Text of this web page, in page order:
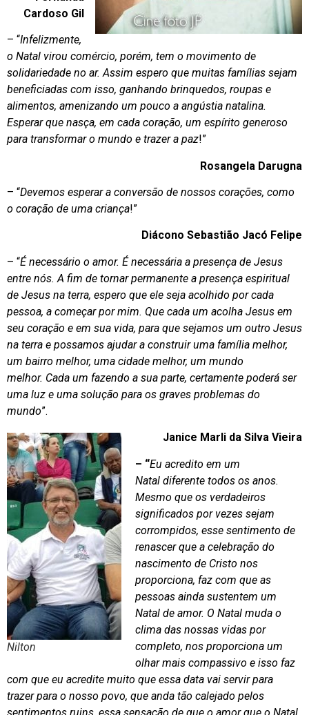
Cardoso Gil
– “Infelizmente,
o Natal virou comércio, porém, tem o movimento de
solidariedade no ar. Assim espero que muitas famílias sejam
beneficiadas com isso, ganhando brinquedos, roupas e
alimentos, amenizando um pouco a angústia natalina.
Esperar que nasça, em cada coração, um espírito generoso
para transformar o mundo e trazer a paz!”
Rosangela Darugna
– “Devemos esperar a conversão de nossos corações, como
o coração de uma criança!”
Diácono Sebastião Jacó Felipe
– “É necessário o amor. É necessária a presença de Jesus
entre nós. A fim de tornar permanente a presença espiritual
de Jesus na terra, espero que ele seja acolhido por cada
pessoa, a começar por mim. Que cada um acolha Jesus em
seu coração e em sua vida, para que sejamos um outro Jesus
na terra e possamos ajudar a construir uma família melhor,
um bairro melhor, uma cidade melhor, um mundo
melhor. Cada um fazendo a sua parte, certamente poderá ser
uma luz e uma solução para os graves problemas do
mundo”.
Nilton
Janice Marli da Silva Vieira
– “Eu acredito em um
Natal diferente todos os anos.
Mesmo que os verdadeiros
significados por vezes sejam
corrompidos, esse sentimento de
renascer que a celebração do
nascimento de Cristo nos
proporciona, faz com que as
pessoas ainda sustentem um
Natal de amor. O Natal muda o
clima das nossas vidas por
completo, nos proporciona um
olhar mais compassivo e isso faz
com que eu acredite muito que essa data vai servir para
trazer para o nosso povo, que anda tão calejado pelos
sentimentos ruins, essa sensação de que o amor que o Natal